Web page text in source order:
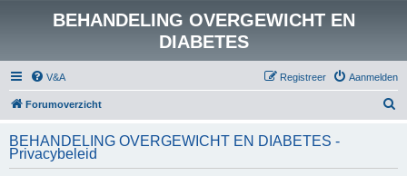
BEHANDELING OVERGEWICHT EN
DIABETES
V&A Aanmelden
Registreer
Forumoverzicht
k
BEHANDELING OVERGEWICHT EN DIABETES -
Privacybeleid